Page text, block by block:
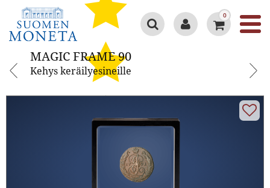
Google 4.3/5
0
MAGIC FRAME 90
Kehys keräilyesineille
MAGIC FRAME 90